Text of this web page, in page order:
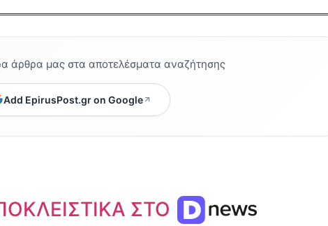
άρθρα μας στα αποτελέσματα αναζήτησης
Add EpirusPost.gr on Google
ΣΤΟ